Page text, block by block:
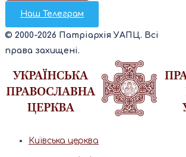
Наш Телеграм
© 2000-2026 Патріархія УАПЦ. Всі
права захищені.
Київська церква